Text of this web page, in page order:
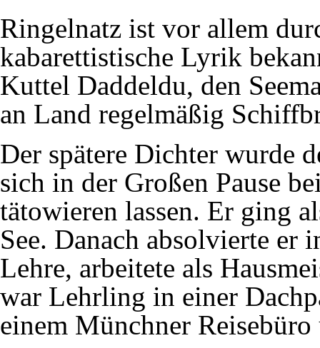
Ringelnatz ist vor allem
kabarettistische Lyrik
Kuttel Daddeldu, den
an Land regelmäßig
Der spätere Dichter wurde
sich in der Großen Pause
tätowieren lassen. Er ging
See. Danach absolvierte er
Lehre, arbeitete als
war Lehrling in einer
einem Münchner Reisebüro